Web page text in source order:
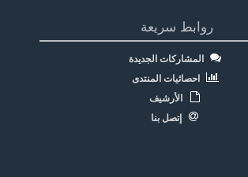
روابط سريعة
المشاركات الجديدة
احصائيات المنتدى
الأرشيف
إتصل بنا